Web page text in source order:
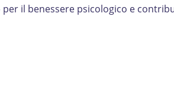
il benessere psicologico e